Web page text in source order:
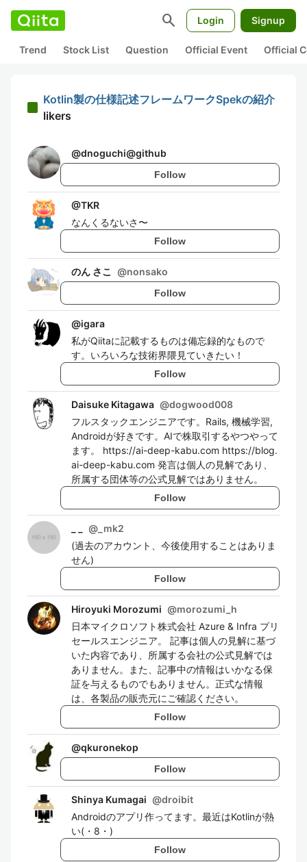
search Login Signup
Trend Stock List Question Official Event Official
Kotlin製の仕様記述フレームワークSpekの紹介
likers
@dnoguchi@github
Follow
@TKR
なんくるないさ〜
Follow
のん さこ @nonsako
Follow
@igara
私がQiitaに記載するものは備忘録的なもので
す。いろいろな技術界隈見ていきたい！
Follow
Daisuke Kitagawa @dogwood008
フルスタックエンジニアです。Rails, 機械学習,
Androidが好きです。AIで株取引するやつやって
ます。 https://ai-deep-kabu.com https://blog.
ai-deep-kabu.com 発言は個人の見解であり、
所属する団体等の公式見解ではありません。
Follow
@ _mk2
(過去のアカウント、今後使用することはありま
せん)
Follow
Hiroyuki Morozumi @morozumi_h
日本マイクロソフト株式会社 Azure & Infra プリ
セールスエンジニア。 記事は個人の見解に基づ
いた内容であり、所属する会社の公式見解では
ありません。また、記事中の情報はいかなる保
証を与えるものでもありません。正式な情報
は、各製品の販売元にご確認ください。
Follow
@qkuronekop
Follow
Shinya Kumagai @droibit
Androidのアプリ作ってます。最近はKotlinが熱
い(・8・)
Follow